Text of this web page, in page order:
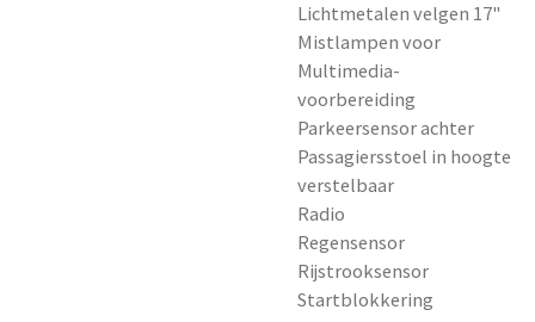
Lichtmetalen velgen 17"
Mistlampen voor
Multimedia-
voorbereiding
Parkeersensor achter
Passagiersstoel in hoogte
verstelbaar
Radio
Regensensor
Rijstrooksensor
Startblokkering